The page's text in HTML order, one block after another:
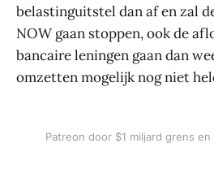
belastinguitstel dan af en zal
NOW gaan stoppen, ook de
bancaire leningen gaan dan
omzetten mogelijk nog niet
Patreon door $1 miljard grens